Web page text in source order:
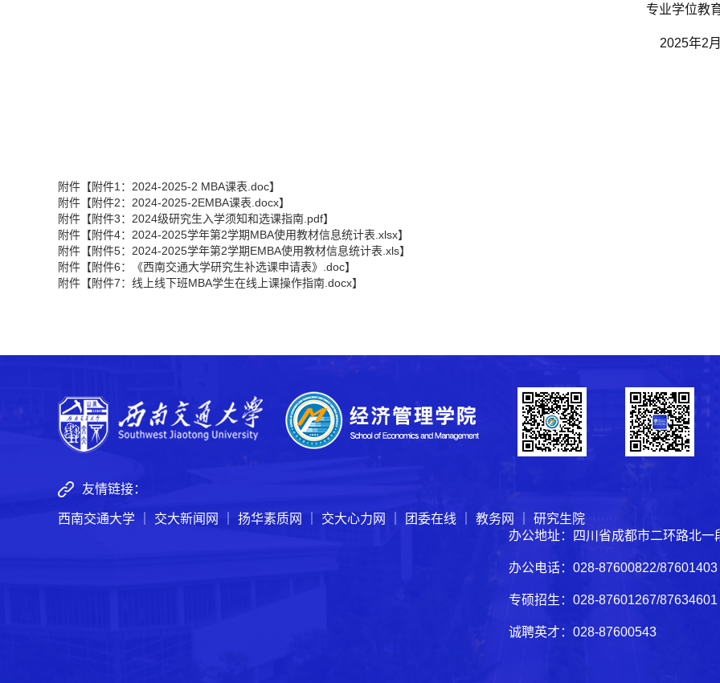
专业学位教
2025年2月
附件【附件1：2024-2025-2 MBA课表.doc】
附件【附件2：2024-2025-2EMBA课表.docx】
附件【附件3：2024级研究生入学须知和选课指南.pdf】
附件【附件4：2024-2025学年第2学期MBA使用教材信息统计表.xlsx】
附件【附件5：2024-2025学年第2学期EMBA使用教材信息统计表.xls】
附件【附件6：《西南交通大学研究生补选课申请表》.doc】
附件【附件7：线上线下班MBA学生在线上课操作指南.docx】
友情链接：
西南交通大学 交大新闻网 扬华素质网 交大心力网 团委在线 教务网
研究生院
办公地址：四川省成都市二环路北
办公电话：028-87600822/
专硕招生：028-87601267/
诚聘英才：028-87600543